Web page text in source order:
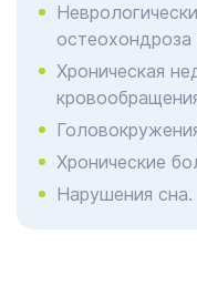
остеохондроза
Хроническая
Хронические
Нарушения сна.